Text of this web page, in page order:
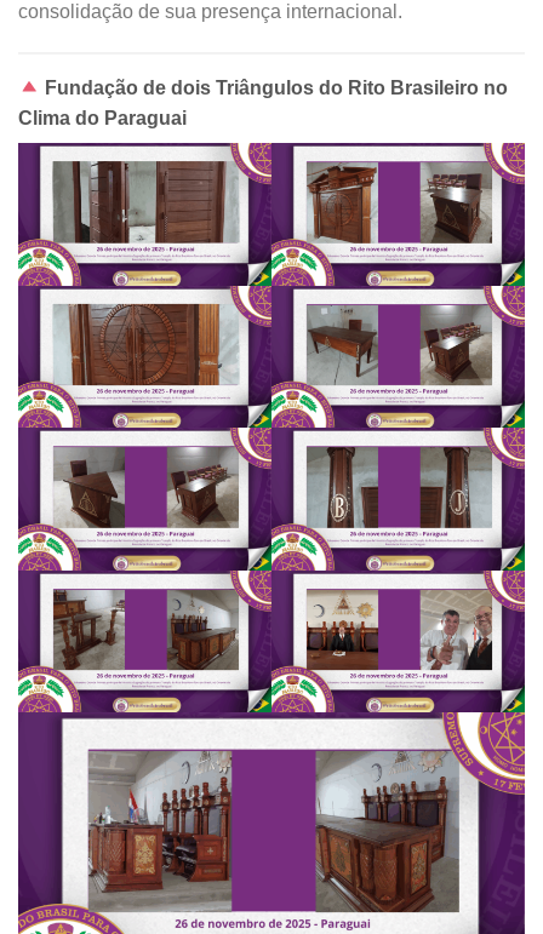
consolidação de sua presença internacional.
Fundação de dois Triângulos do Rito Brasileiro no
Clima do Paraguai